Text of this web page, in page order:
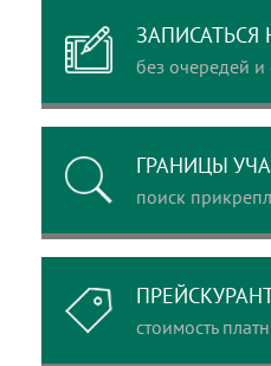
ЗАПИСАТЬСЯ
без очередей
ГРАНИЦЫ
поиск
стоимость